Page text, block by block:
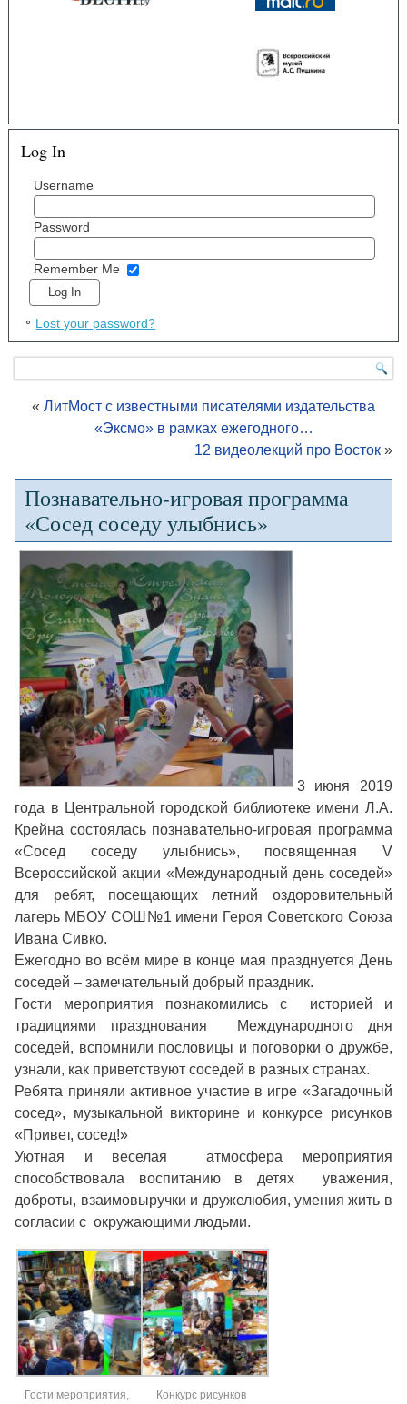
Log In
Username
Password
Remember Me
Lost your password?
« ЛитМост с известными писателями издательства
«Эксмо» в рамках ежегодного…
12 видеолекций про Восток»
Познавательно-игровая программа
«Сосед соседу улыбнись»
3 июня 2019
года в Центральной городской библиотеке имени Л.А.
Крейна состоялась познавательно-игровая программа
«Сосед соседу улыбнись», посвященная V
Всероссийской акции «Международный день соседей»
для ребят, посещающих летний оздоровительный
лагерь МБОУ СОШ№1 имени Героя Советского Союза
Ивана Сивко.
Ежегодно во всём мире в конце мая празднуется День
соседей – замечательный добрый праздник.
Гости мероприятия познакомились с историей и
традициями празднования Международного дня
соседей, вспомнили пословицы и поговорки о дружбе,
узнали, как приветствуют соседей в разных странах.
Ребята приняли активное участие в игре «Загадочный
сосед», музыкальной викторине и конкурсе рисунков
«Привет, сосед!»
Уютная и веселая атмосфера мероприятия
способствовала воспитанию в детях уважения,
доброты, взаимовыручки и дружелюбия, умения жить в
согласии с окружающими людьми.
Гости мероприятия, Конкурс рисунков